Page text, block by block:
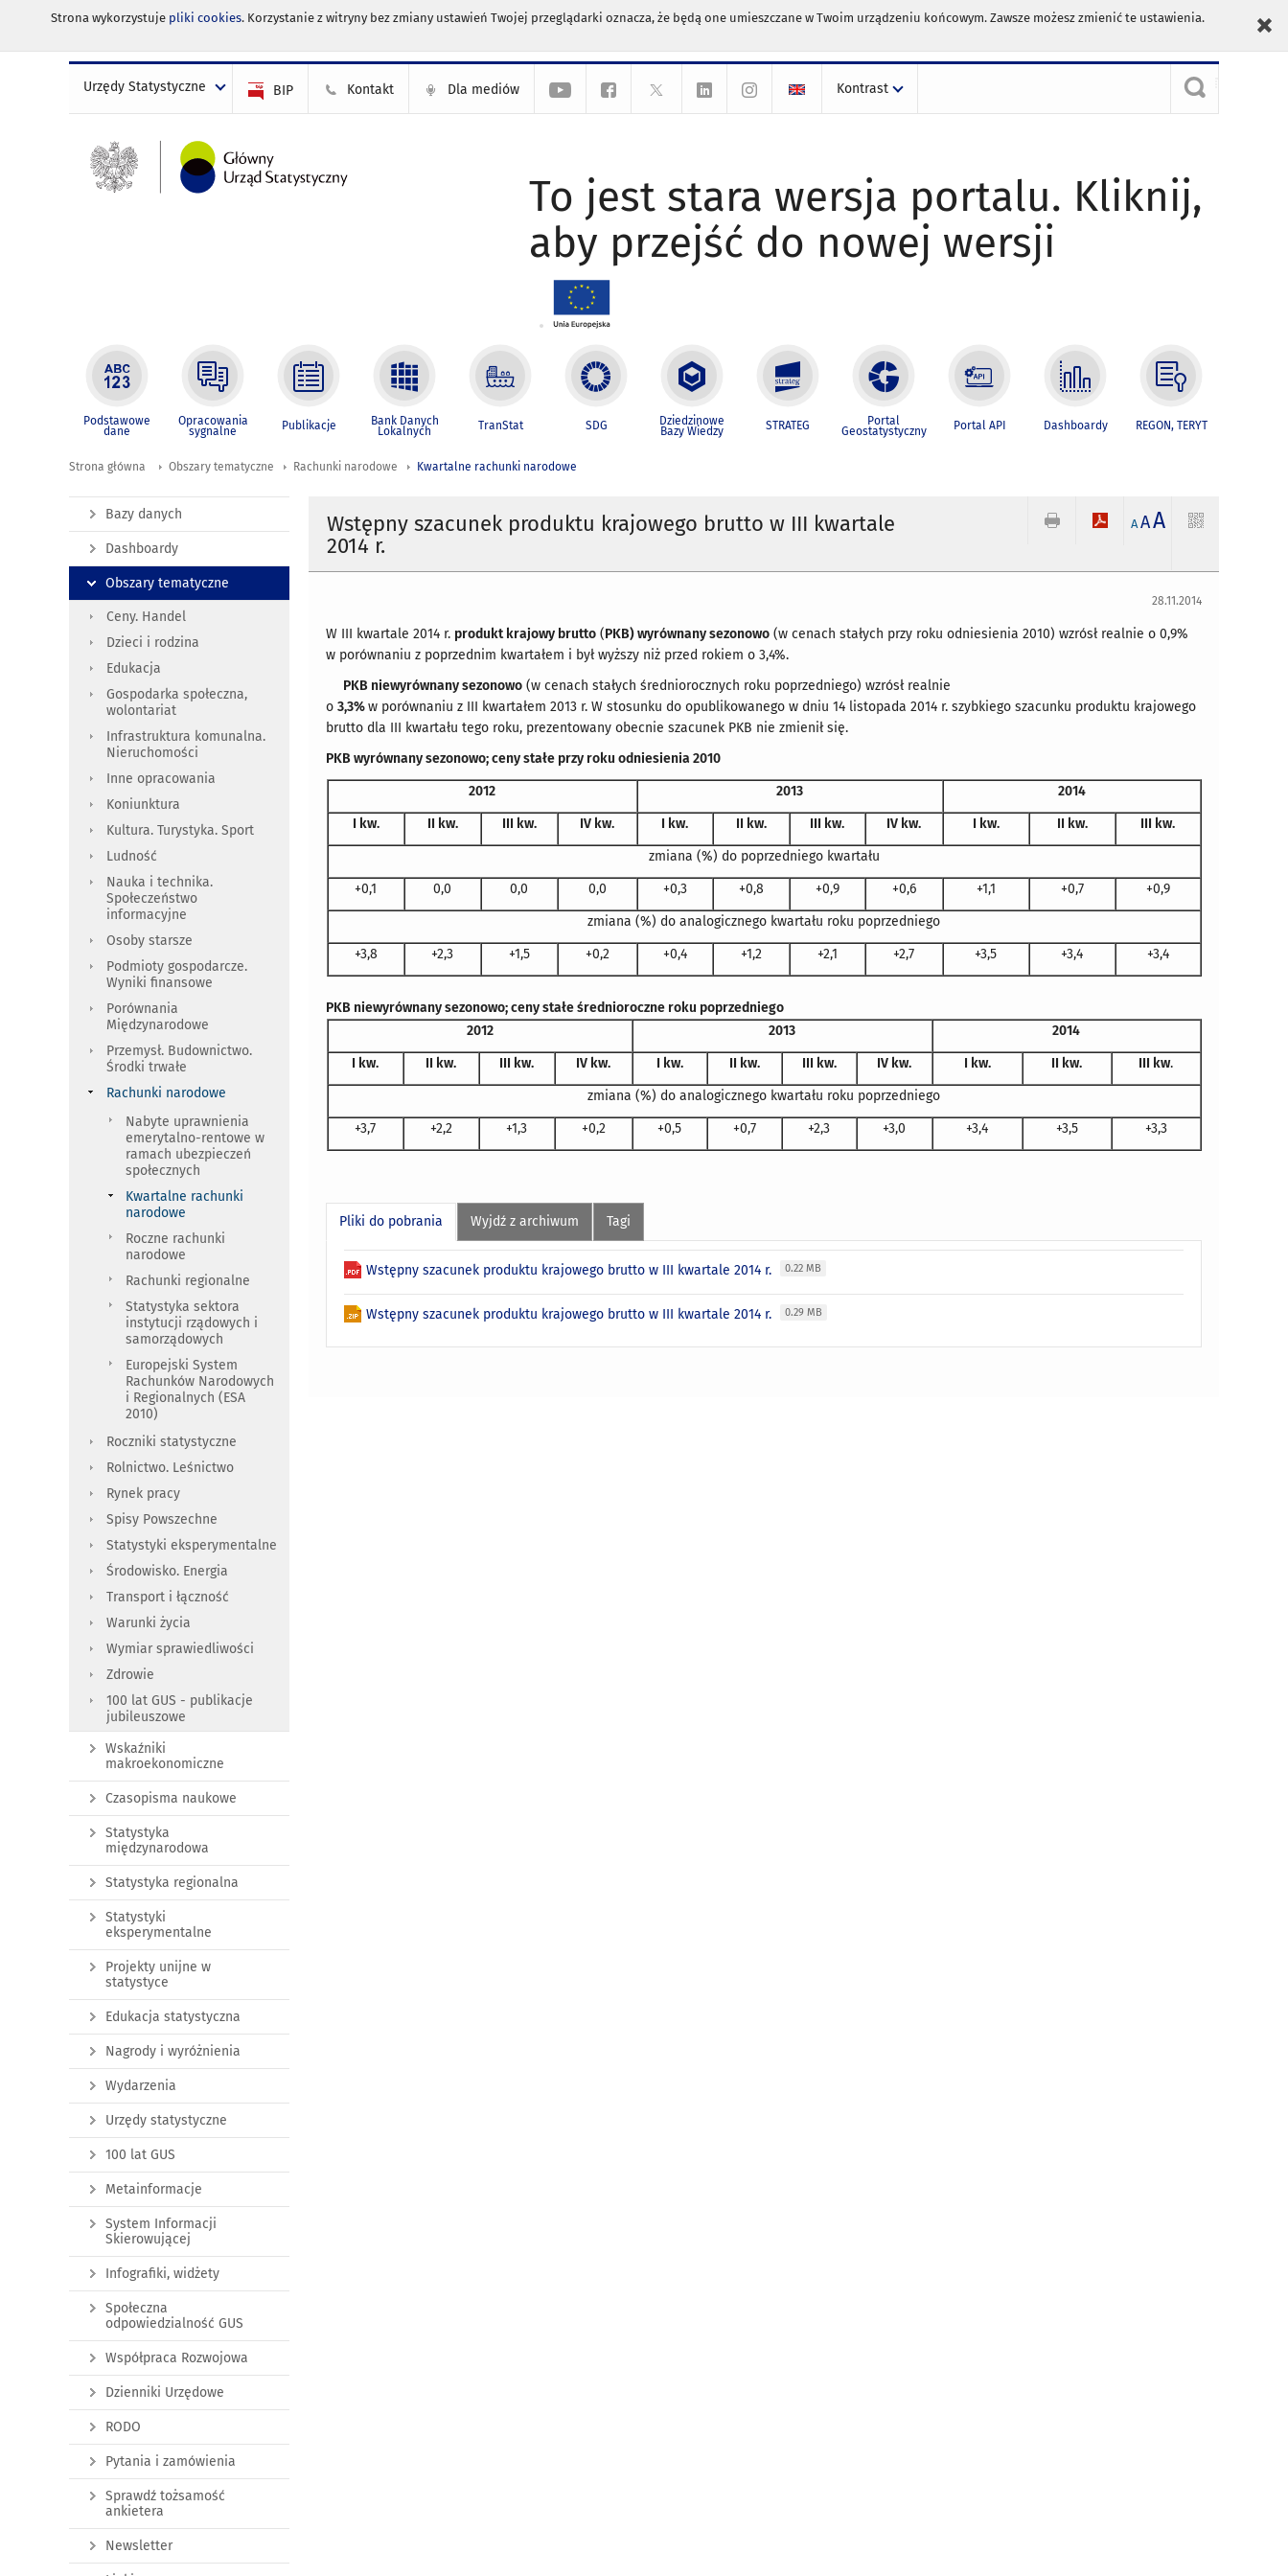
Strona wykorzystuje pliki cookies. Korzystanie z witryny bez zmiany ustawień Twojej przeglądarki oznacza, że będą one umieszczane w Twoim urządzeniu końcowym. Zawsze możesz zmienić te ustawienia.
Urzędy Statystyczne BIP Kontakt Dla mediów Kontrast
To jest stara wersja portalu. Kliknij,
aby przejść do nowej wersji
Podstawowe
dane
Opracowania
sygnalne Publikacje Bank Danych
Lokalnych TranStat SDG Dziedzinowe
Bazy Wiedzy STRATEG Portal
Geostatystyczny Portal API Dashboardy REGON, TERYT
Strona główna Obszary tematyczne Rachunki narodowe Kwartalne rachunki narodowe
Wstępny szacunek produktu krajowego brutto w III kwartale
2014 r.
A AA
28.11.2014
W III kwartale 2014 r. produkt krajowy brutto (PKB) wyrównany sezonowo (w cenach stałych przy roku odniesienia 2010) wzrósł realnie o 0,9%
w porównaniu z poprzednim kwartałem i był wyższy niż przed rokiem o 3,4%.
PKB niewyrównany sezonowo (w cenach stałych średniorocznych roku poprzedniego) wzrósł realnie
o3,3%w porównaniu z III kwartałem 2013 r. W stosunku do opublikowanego w dniu 14 listopada 2014 r. szybkiego szacunku produktu krajowego
brutto dla III kwartału tego roku, prezentowany obecnie szacunek PKB nie zmienił się.
PKB wyrównany sezonowo; ceny stałe przy roku odniesienia 2010
2012
2013
2014
I kw.
II kw. III kw. IV kw. I kw. II kw. III kw. IV kw. I kw. II kw.
III kw.
zmiana (%) do poprzedniego kwartału
+0,1
0,0 0,0 0,0 +0,3 +0,8 +0,9 +0,6 +1,1 +0,7
+0,9
zmiana (%) do analogicznego kwartału roku poprzedniego
+3,8
+2,3 +1,5 +0,2 +0,4 +1,2 +2,1 +2,7 +3,5 +3,4 +3,4
PKB niewyrównany sezonowo; ceny stałe średnioroczne roku poprzedniego
2012
2013
2014
I kw.
II kw. III kw. IV kw. I kw. II kw. III kw. IV kw. I kw. II kw. III kw.
zmiana (%) do analogicznego kwartału roku poprzedniego
+3,7
+2,2 +1,3 +0,2 +0,5 +0,7 +2,3 +3,0 +3,4 +3,5 +3,3
Pliki do pobrania Wyjdź z archiwum Tagi
Wstępny szacunek produktu krajowego brutto w III kwartale 2014 r. 0.22 MB
Wstępny szacunek produktu krajowego brutto w III kwartale 2014 r. 0.29 MB
Bazy danych
Dashboardy
Obszary tematyczne
Ceny. Handel
Dzieci i rodzina
Edukacja
Gospodarka społeczna,
wolontariat
Infrastruktura komunalna.
Nieruchomości
Inne opracowania
Koniunktura
Kultura. Turystyka. Sport
Ludność
Nauka i technika.
Społeczeństwo
informacyjne
Osoby starsze
Podmioty gospodarcze.
Wyniki finansowe
Porównania
Międzynarodowe
Przemysł. Budownictwo.
Środki trwałe
Rachunki narodowe
Nabyte uprawnienia
emerytalno-rentowe w
ramach ubezpieczeń
społecznych
Kwartalne rachunki
narodowe
Roczne rachunki
narodowe
Rachunki regionalne
Statystyka sektora
instytucji rządowych i
samorządowych
Europejski System
Rachunków Narodowych
i Regionalnych (ESA
2010)
Roczniki statystyczne
Rolnictwo. Leśnictwo
Rynek pracy
Spisy Powszechne
Statystyki eksperymentalne
Środowisko. Energia
Transport i łączność
Warunki życia
Wymiar sprawiedliwości
Zdrowie
100 lat GUS - publikacje
jubileuszowe
Wskaźniki
makroekonomiczne
Czasopisma naukowe
Statystyka
międzynarodowa
Statystyka regionalna
Statystyki
eksperymentalne
Projekty unijne w
statystyce
Edukacja statystyczna
Nagrody i wyróżnienia
Wydarzenia
Urzędy statystyczne
100 lat GUS
Metainformacje
System Informacji
Skierowującej
Infografiki, widżety
Społeczna
odpowiedzialność GUS
Współpraca Rozwojowa
Dzienniki Urzędowe
RODO
Pytania i zamówienia
Sprawdź tożsamość
ankietera
Newsletter